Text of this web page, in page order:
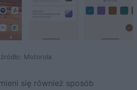
źródło: Motorola
się również sposób